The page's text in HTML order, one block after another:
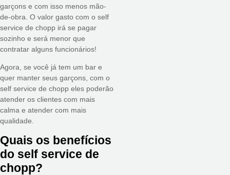
garçons e com isso menos mão-
de-obra. O valor gasto com o self
service de chopp irá se pagar
sozinho e será menor que
contratar alguns funcionários!
Agora, se você já tem um bar e
quer manter seus garçons, com o
self service de chopp eles poderão
atender os clientes com mais
calma e atender com mais
qualidade.
Quais os benefícios
do self service de
chopp?